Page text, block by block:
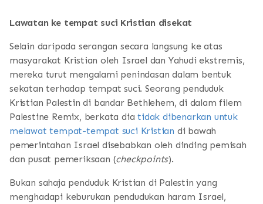
Lawatan ke tempat suci Kristian disekat
Selain daripada serangan secara langsung ke atas
masyarakat Kristian oleh Israel dan Yahudi ekstremis,
mereka turut mengalami penindasan dalam bentuk
sekatan terhadap tempat suci. Seorang penduduk
Kristian Palestin di bandar Bethlehem, di dalam filem
Palestine Remix, berkata diatidak dibenarkan untuk
melawat tempat-tempat suci Kristian di bawah
pemerintahan Israel disebabkan oleh dinding pemisah
dan pusat pemeriksaan (checkpoints).
Bukan sahaja penduduk Kristian di Palestin yang
menghadapi keburukan pendudukan haram Israel,